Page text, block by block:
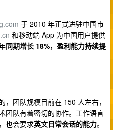
于 2010 年正式进驻中国市
和移动端 App 为中国用户提供
同期增长 18%，盈利能力持续提
，团队规模目前在 150 人左右，
团队有着密切的协作。工作语言
也会要求英文日常会话的能力。